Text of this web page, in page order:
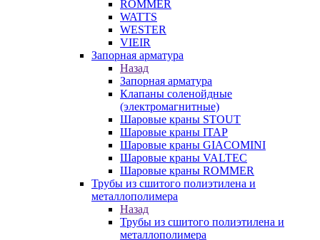
ROMMER
WATTS
WESTER
VIEIR
Запорная арматура
Назад
Запорная арматура
Клапаны соленойдные
(электромагнитные)
Шаровые краны STOUT
Шаровые краны ITAP
Шаровые краны GIACOMINI
Шаровые краны VALTEC
Шаровые краны ROMMER
Трубы из сшитого полиэтилена и
металлополимера
Назад
Трубы из сшитого полиэтилена и
металлополимера